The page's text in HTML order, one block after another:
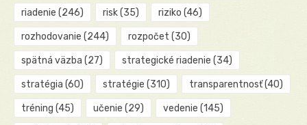
riadenie (246) risk(35) riziko (46)
rozhodovanie (244) rozpočet (30)
spätná väzba (27) strategické riadenie (34)
stratégia (60) stratégie (310) transparentnosť(40)
tréning (45) učenie (29) vedenie (145)